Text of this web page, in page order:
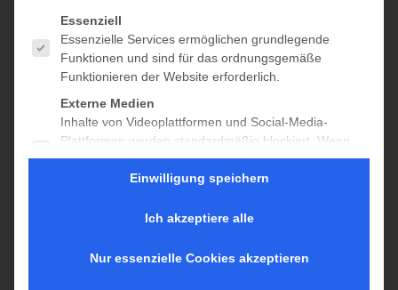
Datum:
Juli 12
Zeit:
10:00 - 17:00
Veranstaltungskategorie:
geöffnet 10–17
Es folgt eine Liste der Service-Gruppen, für die eine
Essenziell
Essenzielle Services ermöglichen grundlegende
Funktionen und sind für das ordnungsgemäße
Funktionieren der Website erforderlich.
Externe Medien
Inhalte von Videoplattformen und Social-Media-
Plattformen werden standardmäßig blockiert. Wenn
externe Services akzeptiert werden, ist für den Zugriff
auf diese Inhalte keine manuelle Einwilligung mehr
Einwilligung speichern
Ich akzeptiere alle
Nur essenzielle Cookies akzeptieren